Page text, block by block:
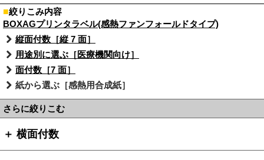
■絞りこみ内容
BOXAGプリンタラベル(感熱ファンフォールドタイプ)
縦面付数［縦 7 面］
用途別に選ぶ［医療機関向け］
面付数［7 面］
紙から選ぶ［感熱用合成紙］
さらに絞りこむ
＋ 横面付数